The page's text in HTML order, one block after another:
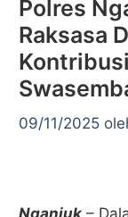
Polres
Raksasa
09/11/2025
Nganjuk –